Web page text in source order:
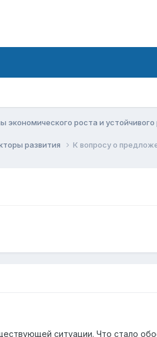
роста и устойчивого
развития
К вопросу о
ситуации. Что стало